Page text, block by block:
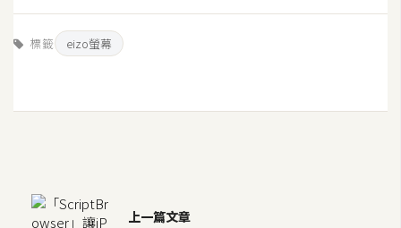
標籤 eizo螢幕
上一篇文章